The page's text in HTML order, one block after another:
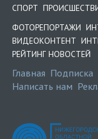
СПОРТ
ФОТОРЕПОРТАЖИ
ВИДЕОКОНТЕНТ
РЕЙТИНГ НОВОСТЕЙ
Главная Подписка
Написать нам